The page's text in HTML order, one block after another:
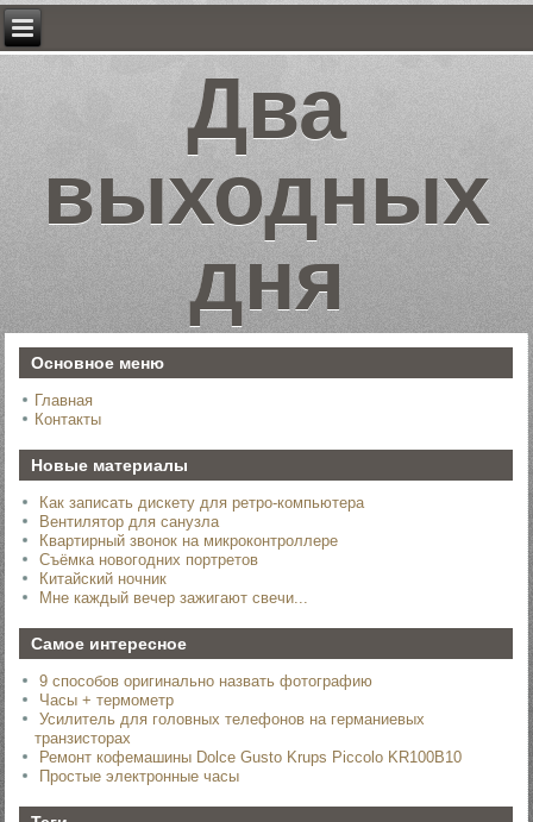
Два
выходных
дня
Основное меню
Главная
Контакты
Новые материалы
Как записать дискету для ретро-компьютера
Вентилятор для санузла
Квартирный звонок на микроконтроллере
Съёмка новогодних портретов
Китайский ночник
Мне каждый вечер зажигают свечи...
Самое интересное
9 способов оригинально назвать фотографию
Часы + термометр
Усилитель для головных телефонов на германиевых
транзисторах
Ремонт кофемашины Dolce Gusto Krups Piccolo KR100B10
Простые электронные часы